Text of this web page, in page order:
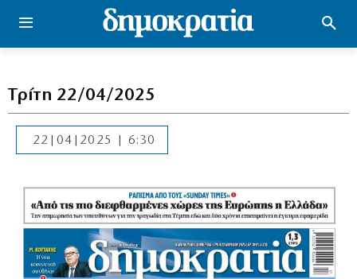
Τρίτη 22/04/2025
22|04|2025 | 6:30